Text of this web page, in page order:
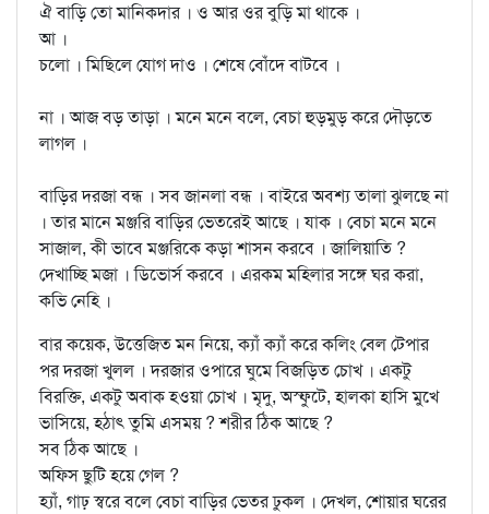
ঐ বাড়ি তো মানিকদার । ও আর ওর বুড়ি মা থাকে ।
আ ।
চলো । মিছিলে যোগ দাও । শেষে বোঁদে বাটবে ।
না । আজ বড় তাড়া । মনে মনে বলে, বেচা হুড়মুড় করে দৌড়তে
লাগল ।
বাড়ির দরজা বন্ধ । সব জানলা বন্ধ । বাইরে অবশ্য তালা ঝুলছে না
। তার মানে মঞ্জরি বাড়ির ভেতরেই আছে । যাক । বেচা মনে মনে
সাজাল, কী ভাবে মঞ্জরিকে কড়া শাসন করবে । জালিয়াতি ?
দেখাচ্ছি মজা । ডিভোর্স করবে । এরকম মহিলার সঙ্গে ঘর করা,
কভি নেহি ।
বার কয়েক, উত্তেজিত মন নিয়ে, ক্যাঁ ক্যাঁ করে কলিং বেল টেপার
পর দরজা খুলল । দরজার ওপারে ঘুমে বিজড়িত চোখ । একটু
বিরক্তি, একটু অবাক হওয়া চোখ । মৃদু, অস্ফুটে, হালকা হাসি মুখে
ভাসিয়ে, হঠাৎ তুমি এসময় ? শরীর ঠিক আছে ?
সব ঠিক আছে ।
অফিস ছুটি হয়ে গেল ?
হ্যাঁ, গাঢ় স্বরে বলে বেচা বাড়ির ভেতর ঢুকল । দেখল, শোয়ার ঘরের